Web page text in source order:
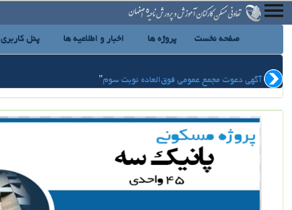
صفحه نخست پروژه ها اخبار و اطلاعیه ها پنل کاربری
آگهی دعوت مجمع عمومی فوق‌العاده نوبت سوم"